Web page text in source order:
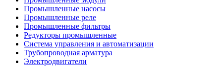
Промышленные насосы
Промышленные реле
Промышленные фильтры
Редукторы промышленные
Система управления и автоматизации
Трубопроводная арматура
Электродвигатели